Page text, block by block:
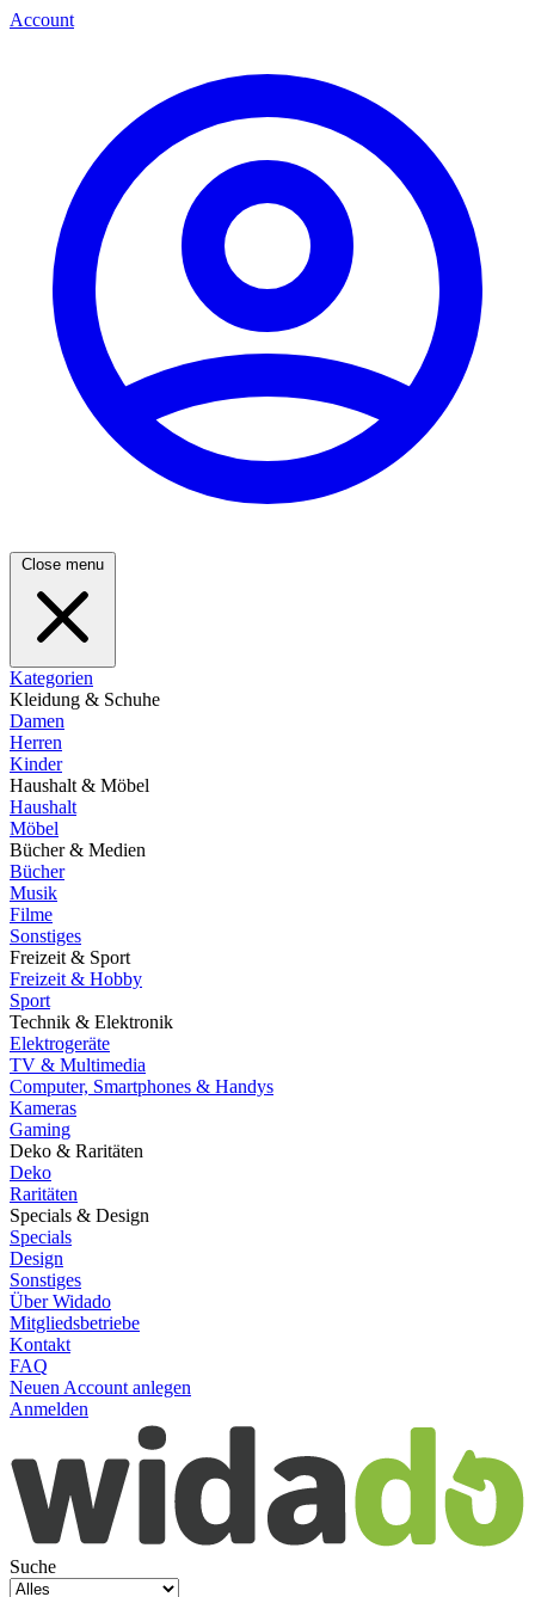
Account
Close menu
Kategorien
Kleidung & Schuhe
Damen
Herren
Kinder
Haushalt & Möbel
Haushalt
Möbel
Bücher & Medien
Bücher
Musik
Filme
Sonstiges
Freizeit & Sport
Freizeit & Hobby
Sport
Technik & Elektronik
Elektrogeräte
TV & Multimedia
Computer, Smartphones & Handys
Kameras
Gaming
Deko & Raritäten
Deko
Raritäten
Specials & Design
Specials
Design
Sonstiges
Über Widado
Mitgliedsbetriebe
Kontakt
FAQ
Neuen Account anlegen
Anmelden
Suche